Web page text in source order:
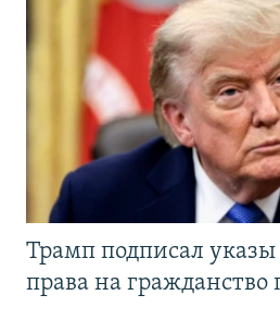
Трамп подписал
права на